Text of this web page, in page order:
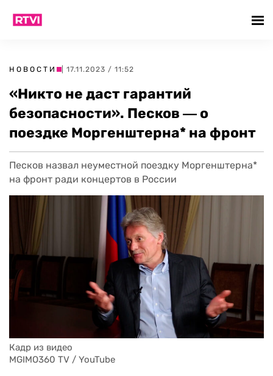
НОВОСТИ | 17.11.2023 / 11:52
«Никто не даст гарантий
безопасности». Песков ― о
поездке Моргенштерна* на фронт
Песков назвал неуместной поездку Моргенштерна*
на фронт ради концертов в России
Кадр из видео
MGIMO360 TV / YouTube